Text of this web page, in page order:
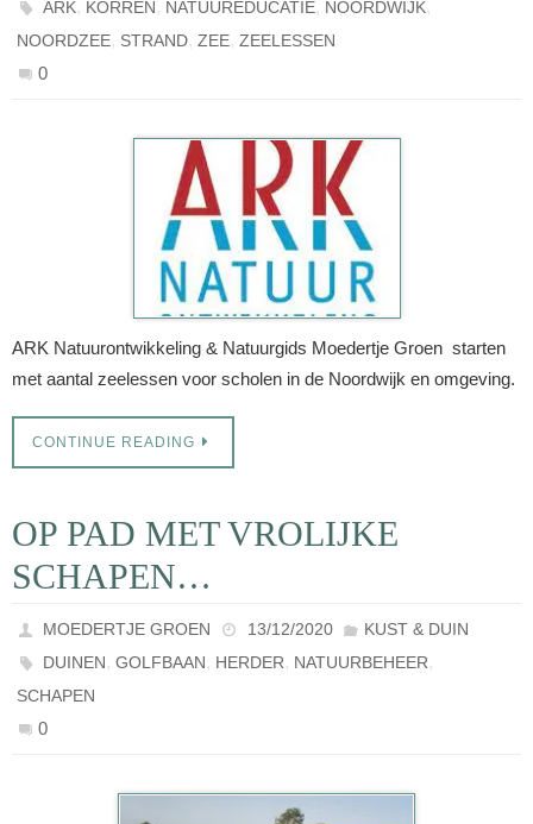
ARK, KORREN, NATUUREDUCATIE, NOORDWIJK,
NOORDZEE, STRAND, ZEE, ZEELESSEN
0
ARK Natuurontwikkeling & Natuurgids Moedertje Groen starten
met aantal zeelessen voor scholen in de Noordwijk en omgeving.
CONTINUE READING
OP PAD MET VROLIJKE
SCHAPEN…
MOEDERTJE GROEN 13/12/2020
KUST & DUIN
DUINEN,GOLFBAAN, HERDER, NATUURBEHEER,
SCHAPEN
0